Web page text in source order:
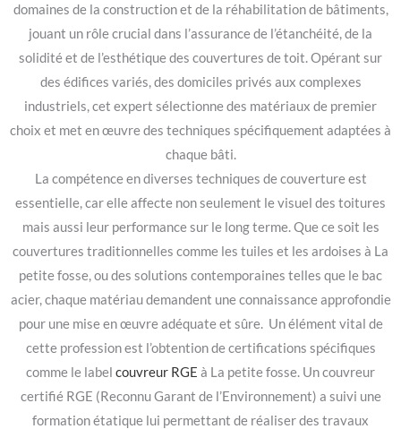
domaines de la construction et de la réhabilitation de bâtiments,
jouant un rôle crucial dans l’assurance de l’étanchéité, de la
solidité et de l’esthétique des couvertures de toit. Opérant sur
des édifices variés, des domiciles privés aux complexes
industriels, cet expert sélectionne des matériaux de premier
choix et met en œuvre des techniques spécifiquement adaptées à
chaque bâti.
La compétence en diverses techniques de couverture est
essentielle, car elle affecte non seulement le visuel des toitures
mais aussi leur performance sur le long terme. Que ce soit les
couvertures traditionnelles comme les tuiles et les ardoises à La
petite fosse, ou des solutions contemporaines telles que le bac
acier, chaque matériau demandent une connaissance approfondie
pour une mise en œuvre adéquate et sûre. Un élément vital de
cette profession est l’obtention de certifications spécifiques
comme le label couvreur RGE à La petite fosse. Un couvreur
certifié RGE (Reconnu Garant de l’Environnement) a suivi une
formation étatique lui permettant de réaliser des travaux